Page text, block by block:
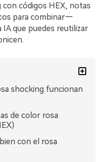
códigos HEX, notas
para combinar—
que puedes reutilizar
shocking funcionan
de color rosa
con el rosa